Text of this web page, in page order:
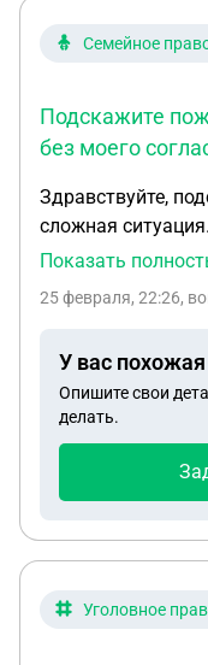
Семейное
Подскажите
без моего
Здравствуйте,
сложная ситуация. Беременна третьим ребёнком,
в разводе, третий
момент не живем
убийство и
участвовал в
записывать на него не буду.
записали на него
Т.к. человек
Показать
25 февраля, 22:26,
У вас
Опишите свои
делать.
Уголовное